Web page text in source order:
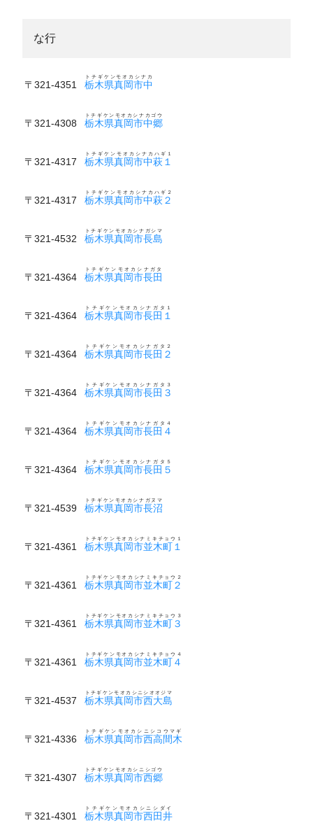
な行
〒321-4351 栃木県真岡市中
トチギケンモオカシナカ
〒321-4308 栃木県真岡市中郷
トチギケンモオカシナカゴウ
〒321-4317 栃木県真岡市中萩１
トチギケンモオカシナカハギ１
〒321-4317 栃木県真岡市中萩２
トチギケンモオカシナカハギ２
〒321-4532 栃木県真岡市長島
トチギケンモオカシナガシマ
〒321-4364 栃木県真岡市長田
トチギケンモオカシナガタ
〒321-4364 栃木県真岡市長田１
トチギケンモオカシナガタ１
〒321-4364 栃木県真岡市長田２
トチギケンモオカシナガタ２
〒321-4364 栃木県真岡市長田３
トチギケンモオカシナガタ３
〒321-4364 栃木県真岡市長田４
トチギケンモオカシナガタ４
〒321-4364 栃木県真岡市長田５
トチギケンモオカシナガタ５
〒321-4539 栃木県真岡市長沼
トチギケンモオカシナガヌマ
〒321-4361 栃木県真岡市並木町１
トチギケンモオカシナミキチョウ１
〒321-4361 栃木県真岡市並木町２
トチギケンモオカシナミキチョウ２
〒321-4361 栃木県真岡市並木町３
トチギケンモオカシナミキチョウ３
〒321-4361 栃木県真岡市並木町４
トチギケンモオカシナミキチョウ４
〒321-4537 栃木県真岡市西大島
トチギケンモオカシニシオオジマ
〒321-4336 栃木県真岡市西高間木
トチギケンモオカシニシコウマギ
〒321-4307 栃木県真岡市西郷
トチギケンモオカシニシゴウ
〒321-4301 栃木県真岡市西田井
トチギケンモオカシニシダイ